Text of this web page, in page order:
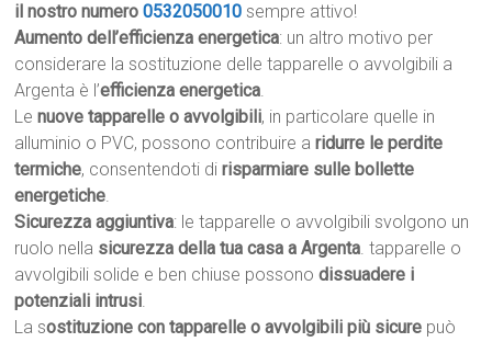
il nostro numero0532050010 sempre attivo!
Aumento dell’efficienza energetica: un altro motivo per
considerare la sostituzione delle tapparelle o avvolgibili a
Argenta è l’efficienza energetica.
Lenuove tapparelle o avvolgibili, in particolare quelle in
alluminio o PVC, possono contribuire aridurre le perdite
termiche, consentendoti dirisparmiare sulle bollette
energetiche.
Sicurezza aggiuntiva: le tapparelle o avvolgibili svolgono un
ruolo nella sicurezza della tua casa a Argenta. tapparelle o
avvolgibili solide e ben chiuse possonodissuadere i
potenziali intrusi.
La sostituzione con tapparelle o avvolgibili più sicure può